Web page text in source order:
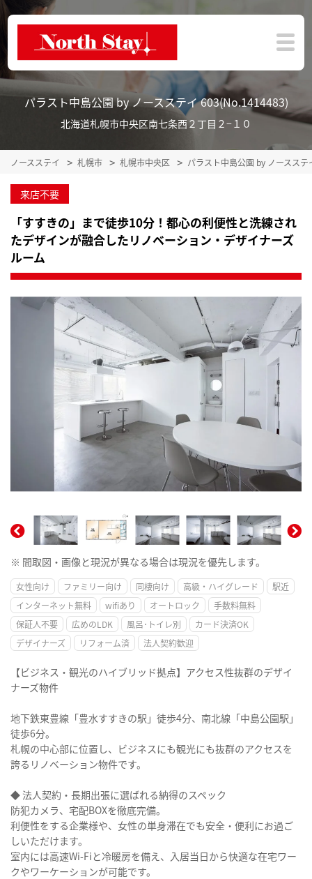
パラスト中島公園 by ノースステイ 603(No.1414483)
北海道札幌市中央区南七条西２丁目２−１０
ノースステイ 札幌市 札幌市中央区 パラスト中島公園 by ノースステ
来店不要
「すすきの」まで徒歩10分！都心の利便性と洗練され
たデザインが融合したリノベーション・デザイナーズ
ルーム
※ 間取図・画像と現況が異なる場合は現況を優先します。
女性向け ファミリー向け 同棲向け 高級・ハイグレード
駅近
インターネット無料
wifiあり オートロック
手数料無料
保証人不要
広めのLDK 風呂･トイレ別
カード決済OK
デザイナーズ
リフォーム済 法人契約歓迎
【ビジネス・観光のハイブリッド拠点】アクセス性抜群のデザイ
ナーズ物件
地下鉄東豊線「豊水すすきの駅」徒歩4分、南北線「中島公園駅」
徒歩6分。
札幌の中心部に位置し、ビジネスにも観光にも抜群のアクセスを
誇るリノベーション物件です。
◆ 法人契約・長期出張に選ばれる納得のスペック
防犯カメラ、宅配BOXを徹底完備。
利便性をする企業様や、女性の単身滞在でも安全・便利にお過ご
しいただけます。
室内には高速Wi-Fiと冷暖房を備え、入居当日から快適な在宅ワー
クやワーケーションが可能です。